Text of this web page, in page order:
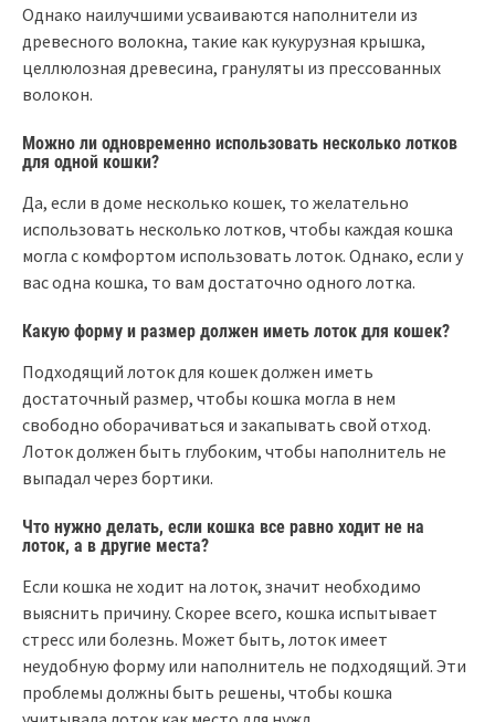
Однако наилучшими усваиваются наполнители из
древесного волокна, такие как кукурузная крышка,
целлюлозная древесина, грануляты из прессованных
волокон.
Можно ли одновременно использовать несколько лотков
для одной кошки?
Да, если в доме несколько кошек, то желательно
использовать несколько лотков, чтобы каждая кошка
могла с комфортом использовать лоток. Однако, если у
вас одна кошка, то вам достаточно одного лотка.
Какую форму и размер должен иметь лоток для кошек?
Подходящий лоток для кошек должен иметь
достаточный размер, чтобы кошка могла в нем
свободно оборачиваться и закапывать свой отход.
Лоток должен быть глубоким, чтобы наполнитель не
выпадал через бортики.
Что нужно делать, если кошка все равно ходит не на
лоток, а в другие места?
Если кошка не ходит на лоток, значит необходимо
выяснить причину. Скорее всего, кошка испытывает
стресс или болезнь. Может быть, лоток имеет
неудобную форму или наполнитель не подходящий. Эти
проблемы должны быть решены, чтобы кошка